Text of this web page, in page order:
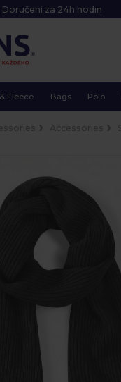
Doručení za 24h hodin
Fleece Bags Polo